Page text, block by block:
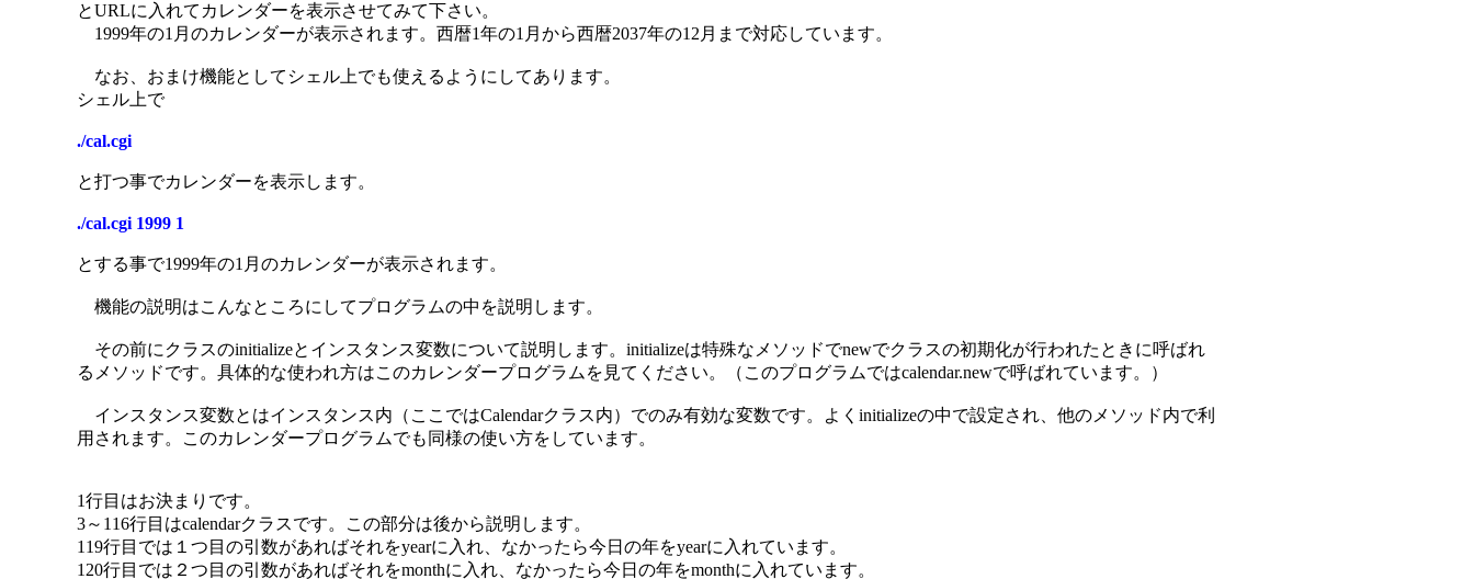
とURLに入れてカレンダーを表示させてみて下さい。
1999年の1月のカレンダーが表示されます。西暦1年の1月から西暦2037年の12月まで対応しています。
なお、おまけ機能としてシェル上でも使えるようにしてあります。
シェル上で
./cal.cgi
と打つ事でカレンダーを表示します。
./cal.cgi 1999 1
とする事で1999年の1月のカレンダーが表示されます。
機能の説明はこんなところにしてプログラムの中を説明します。
その前にクラスのinitializeとインスタンス変数について説明します。initializeは特殊なメソッドでnewでクラスの初期化が行われたときに呼ばれ
るメソッドです。具体的な使われ方はこのカレンダープログラムを見てください。（このプログラムではcalendar.newで呼ばれています。）
インスタンス変数とはインスタンス内（ここではCalendarクラス内）でのみ有効な変数です。よくinitializeの中で設定され、他のメソッド内で利
用されます。このカレンダープログラムでも同様の使い方をしています。
1行目はお決まりです。
3～116行目はcalendarクラスです。この部分は後から説明します。
119行目では１つ目の引数があればそれをyearに入れ、なかったら今日の年をyearに入れています。
120行目では２つ目の引数があればそれをmonthに入れ、なかったら今日の年をmonthに入れています。